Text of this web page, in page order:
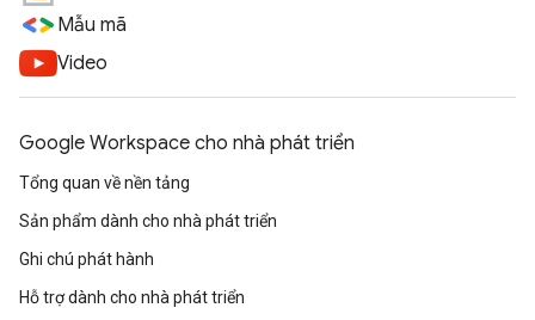
Mẫu mã
Video
Google Workspace cho nhà phát triển
Tổng quan về nền tảng
Sản phẩm dành cho nhà phát triển
Ghi chú phát hành
Hỗ trợ dành cho nhà phát triển